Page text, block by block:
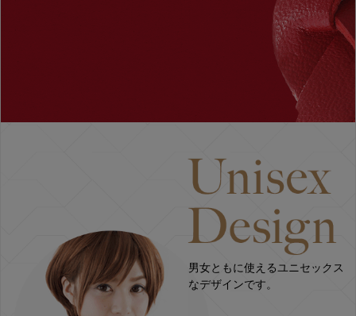
男女ともに使えるユニセックス
なデザインです。